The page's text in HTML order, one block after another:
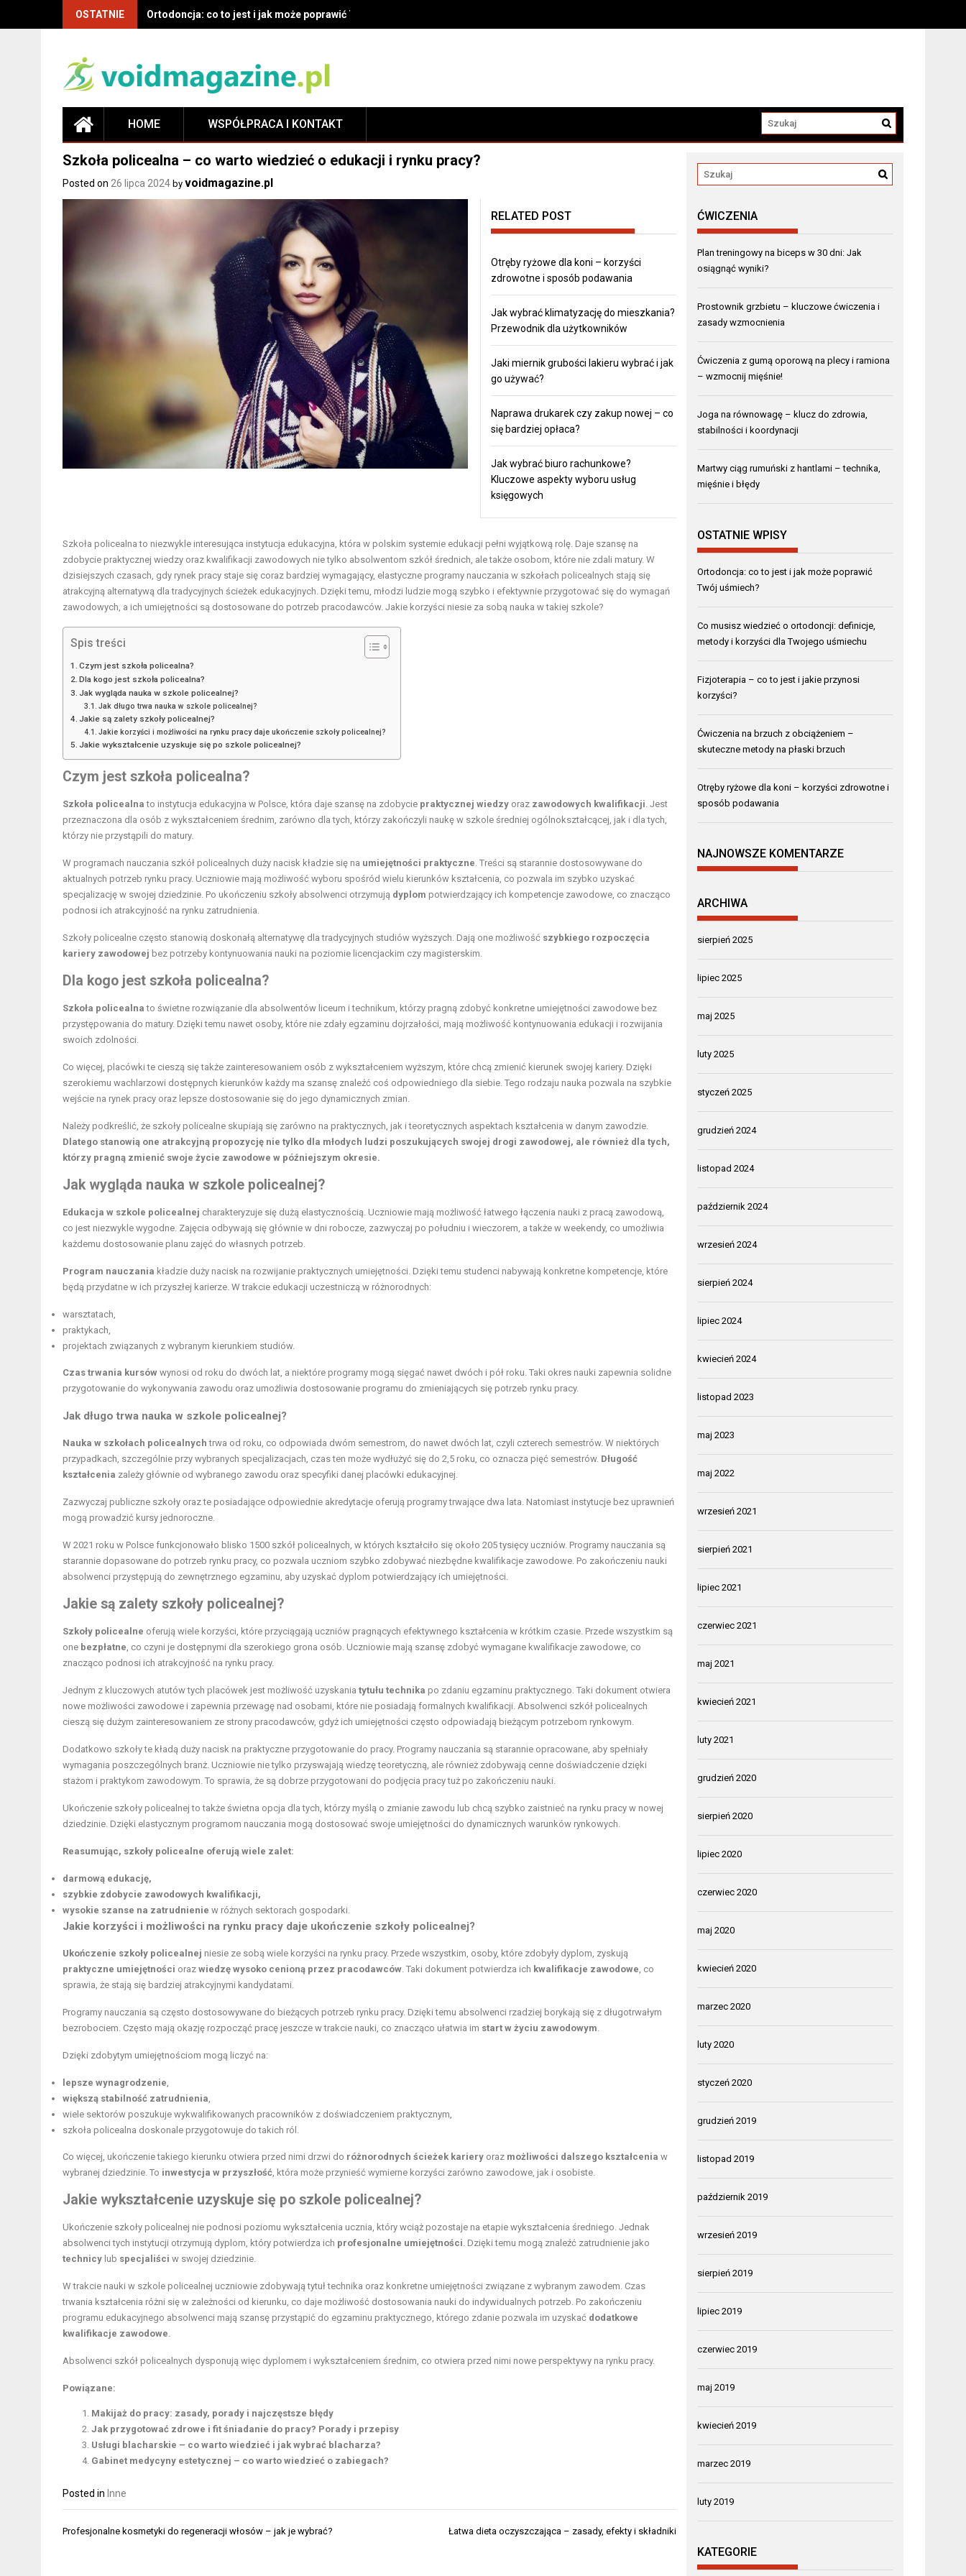
OSTATNIE Ortodoncja: co to jest i jak może poprawić Twój uśmiech?
HOME WSPÓŁPRACA I KONTAKT
Szkoła policealna – co warto wiedzieć o edukacji i rynku pracy?
Posted on 26 lipca 2024 by voidmagazine.pl
RELATED POST
Otręby ryżowe dla koni – korzyści
zdrowotne i sposób podawania
Jak wybrać klimatyzację do mieszkania?
Przewodnik dla użytkowników
Jaki miernik grubości lakieru wybrać i jak
go używać?
Naprawa drukarek czy zakup nowej – co
się bardziej opłaca?
Jak wybrać biuro rachunkowe?
Kluczowe aspekty wyboru usług
księgowych
Szkoła policealna to niezwykle interesująca instytucja edukacyjna, która w polskim systemie edukacji pełni wyjątkową rolę. Daje szansę na
zdobycie praktycznej wiedzy oraz kwalifikacji zawodowych nie tylko absolwentom szkół średnich, ale także osobom, które nie zdali matury. W
dzisiejszych czasach, gdy rynek pracy staje się coraz bardziej wymagający, elastyczne programy nauczania w szkołach policealnych stają się
atrakcyjną alternatywą dla tradycyjnych ścieżek edukacyjnych. Dzięki temu, młodzi ludzie mogą szybko i efektywnie przygotować się do wymagań
zawodowych, a ich umiejętności są dostosowane do potrzeb pracodawców. Jakie korzyści niesie za sobą nauka w takiej szkole?
Spis treści
Czym jest szkoła policealna?
Dla kogo jest szkoła policealna?
Jak wygląda nauka w szkole policealnej?
Jak długo trwa nauka w szkole policealnej?
Jakie są zalety szkoły policealnej?
Jakie korzyści i możliwości na rynku pracy daje ukończenie szkoły policealnej?
Jakie wykształcenie uzyskuje się po szkole policealnej?
Czym jest szkoła policealna?
Szkoła policealna to instytucja edukacyjna w Polsce, która daje szansę na zdobycie praktycznej wiedzy oraz zawodowych kwalifikacji . Jest
przeznaczona dla osób z wykształceniem średnim, zarówno dla tych, którzy zakończyli naukę w szkole średniej ogólnokształcącej, jak i dla tych,
którzy nie przystąpili do matury.
W programach nauczania szkół policealnych duży nacisk kładzie się na umiejętności praktyczne . Treści są starannie dostosowywane do
aktualnych potrzeb rynku pracy. Uczniowie mają możliwość wyboru spośród wielu kierunków kształcenia, co pozwala im szybko uzyskać
specjalizację w swojej dziedzinie. Po ukończeniu szkoły absolwenci otrzymują dyplom potwierdzający ich kompetencje zawodowe, co znacząco
podnosi ich atrakcyjność na rynku zatrudnienia.
Szkoły policealne często stanowią doskonałą alternatywę dla tradycyjnych studiów wyższych. Dają one możliwość szybkiego rozpoczęcia
kariery zawodowej bez potrzeby kontynuowania nauki na poziomie licencjackim czy magisterskim.
Dla kogo jest szkoła policealna?
Szkoła policealna to świetne rozwiązanie dla absolwentów liceum i technikum, którzy pragną zdobyć konkretne umiejętności zawodowe bez
przystępowania do matury. Dzięki temu nawet osoby, które nie zdały egzaminu dojrzałości, mają możliwość kontynuowania edukacji i rozwijania
swoich zdolności.
Co więcej, placówki te cieszą się także zainteresowaniem osób z wykształceniem wyższym, które chcą zmienić kierunek swojej kariery. Dzięki
szerokiemu wachlarzowi dostępnych kierunków każdy ma szansę znaleźć coś odpowiedniego dla siebie. Tego rodzaju nauka pozwala na szybkie
wejście na rynek pracy oraz lepsze dostosowanie się do jego dynamicznych zmian.
Należy podkreślić, że szkoły policealne skupiają się zarówno na praktycznych, jak i teoretycznych aspektach kształcenia w danym zawodzie.
Dlatego stanowią one atrakcyjną propozycję nie tylko dla młodych ludzi poszukujących swojej drogi zawodowej, ale również dla tych,
którzy pragną zmienić swoje życie zawodowe w późniejszym okresie.
Jak wygląda nauka w szkole policealnej?
Edukacja w szkole policealnej charakteryzuje się dużą elastycznością. Uczniowie mają możliwość łatwego łączenia nauki z pracą zawodową,
co jest niezwykle wygodne. Zajęcia odbywają się głównie w dni robocze, zazwyczaj po południu i wieczorem, a także w weekendy, co umożliwia
każdemu dostosowanie planu zajęć do własnych potrzeb.
Program nauczania kładzie duży nacisk na rozwijanie praktycznych umiejętności. Dzięki temu studenci nabywają konkretne kompetencje, które
będą przydatne w ich przyszłej karierze. W trakcie edukacji uczestniczą w różnorodnych:
warsztatach,
praktykach,
projektach związanych z wybranym kierunkiem studiów.
Czas trwania kursów wynosi od roku do dwóch lat, a niektóre programy mogą sięgać nawet dwóch i pół roku. Taki okres nauki zapewnia solidne
przygotowanie do wykonywania zawodu oraz umożliwia dostosowanie programu do zmieniających się potrzeb rynku pracy.
Jak długo trwa nauka w szkole policealnej?
Nauka w szkołach policealnych trwa od roku, co odpowiada dwóm semestrom, do nawet dwóch lat, czyli czterech semestrów. W niektórych
przypadkach, szczególnie przy wybranych specjalizacjach, czas ten może wydłużyć się do 2,5 roku, co oznacza pięć semestrów. Długość
kształcenia zależy głównie od wybranego zawodu oraz specyfiki danej placówki edukacyjnej.
Zazwyczaj publiczne szkoły oraz te posiadające odpowiednie akredytacje oferują programy trwające dwa lata. Natomiast instytucje bez uprawnień
mogą prowadzić kursy jednoroczne.
W 2021 roku w Polsce funkcjonowało blisko 1500 szkół policealnych, w których kształciło się około 205 tysięcy uczniów. Programy nauczania są
starannie dopasowane do potrzeb rynku pracy, co pozwala uczniom szybko zdobywać niezbędne kwalifikacje zawodowe. Po zakończeniu nauki
absolwenci przystępują do zewnętrznego egzaminu, aby uzyskać dyplom potwierdzający ich umiejętności.
Jakie są zalety szkoły policealnej?
Szkoły policealne oferują wiele korzyści, które przyciągają uczniów pragnących efektywnego kształcenia w krótkim czasie. Przede wszystkim są
one bezpłatne , co czyni je dostępnymi dla szerokiego grona osób. Uczniowie mają szansę zdobyć wymagane kwalifikacje zawodowe, co
znacząco podnosi ich atrakcyjność na rynku pracy.
Jednym z kluczowych atutów tych placówek jest możliwość uzyskania tytułu technika po zdaniu egzaminu praktycznego. Taki dokument otwiera
nowe możliwości zawodowe i zapewnia przewagę nad osobami, które nie posiadają formalnych kwalifikacji. Absolwenci szkół policealnych
cieszą się dużym zainteresowaniem ze strony pracodawców, gdyż ich umiejętności często odpowiadają bieżącym potrzebom rynkowym.
Dodatkowo szkoły te kładą duży nacisk na praktyczne przygotowanie do pracy. Programy nauczania są starannie opracowane, aby spełniały
wymagania poszczególnych branż. Uczniowie nie tylko przyswajają wiedzę teoretyczną, ale również zdobywają cenne doświadczenie dzięki
stażom i praktykom zawodowym. To sprawia, że są dobrze przygotowani do podjęcia pracy tuż po zakończeniu nauki.
Ukończenie szkoły policealnej to także świetna opcja dla tych, którzy myślą o zmianie zawodu lub chcą szybko zaistnieć na rynku pracy w nowej
dziedzinie. Dzięki elastycznym programom nauczania mogą dostosować swoje umiejętności do dynamicznych warunków rynkowych.
Reasumując, szkoły policealne oferują wiele zalet:
darmową edukację,
szybkie zdobycie zawodowych kwalifikacji,
wysokie szanse na zatrudnienie w różnych sektorach gospodarki.
Jakie korzyści i możliwości na rynku pracy daje ukończenie szkoły policealnej?
Ukończenie szkoły policealnej niesie ze sobą wiele korzyści na rynku pracy. Przede wszystkim, osoby, które zdobyły dyplom, zyskują
praktyczne umiejętności oraz wiedzę wysoko cenioną przez pracodawców . Taki dokument potwierdza ich kwalifikacje zawodowe , co
sprawia, że stają się bardziej atrakcyjnymi kandydatami.
Programy nauczania są często dostosowywane do bieżących potrzeb rynku pracy. Dzięki temu absolwenci rzadziej borykają się z długotrwałym
bezrobociem. Często mają okazję rozpocząć pracę jeszcze w trakcie nauki, co znacząco ułatwia im start w życiu zawodowym
Dzięki zdobytym umiejętnościom mogą liczyć na:
lepsze wynagrodzenie
większą stabilność zatrudnienia
wiele sektorów poszukuje wykwalifikowanych pracowników z doświadczeniem praktycznym,
szkoła policealna doskonale przygotowuje do takich ról.
Co więcej, ukończenie takiego kierunku otwiera przed nimi drzwi do różnorodnych ścieżek kariery oraz możliwości dalszego kształcenia w
wybranej dziedzinie. To inwestycja w przyszłość , która może przynieść wymierne korzyści zarówno zawodowe, jak i osobiste.
Jakie wykształcenie uzyskuje się po szkole policealnej?
Ukończenie szkoły policealnej nie podnosi poziomu wykształcenia ucznia, który wciąż pozostaje na etapie wykształcenia średniego. Jednak
absolwenci tych instytucji otrzymują dyplom, który potwierdza ich profesjonalne umiejętności . Dzięki temu mogą znaleźć zatrudnienie jako
technicy lub specjaliści w swojej dziedzinie.
W trakcie nauki w szkole policealnej uczniowie zdobywają tytuł technika oraz konkretne umiejętności związane z wybranym zawodem. Czas
trwania kształcenia różni się w zależności od kierunku, co daje możliwość dostosowania nauki do indywidualnych potrzeb. Po zakończeniu
programu edukacyjnego absolwenci mają szansę przystąpić do egzaminu praktycznego, którego zdanie pozwala im uzyskać dodatkowe
kwalifikacje zawodowe
Absolwenci szkół policealnych dysponują więc dyplomem i wykształceniem średnim, co otwiera przed nimi nowe perspektywy na rynku pracy.
Powiązane:
Makijaż do pracy: zasady, porady i najczęstsze błędy
Jak przygotować zdrowe i fit śniadanie do pracy? Porady i przepisy
Usługi blacharskie – co warto wiedzieć i jak wybrać blacharza?
Gabinet medycyny estetycznej – co warto wiedzieć o zabiegach?
Posted in Inne
Nawigacja
Profesjonalne kosmetyki do regeneracji włosów – jak je wybrać? Łatwa dieta oczyszczająca – zasady, efekty i składniki
ĆWICZENIA
Plan treningowy na biceps w 30 dni: Jak
osiągnąć wyniki?
Prostownik grzbietu – kluczowe ćwiczenia i
zasady wzmocnienia
Ćwiczenia z gumą oporową na plecy i ramiona
– wzmocnij mięśnie!
Joga na równowagę – klucz do zdrowia,
stabilności i koordynacji
Martwy ciąg rumuński z hantlami – technika,
mięśnie i błędy
OSTATNIE WPISY
Ortodoncja: co to jest i jak może poprawić
Twój uśmiech?
Co musisz wiedzieć o ortodoncji: definicje,
metody i korzyści dla Twojego uśmiechu
Fizjoterapia – co to jest i jakie przynosi
korzyści?
Ćwiczenia na brzuch z obciążeniem –
skuteczne metody na płaski brzuch
Otręby ryżowe dla koni – korzyści zdrowotne i
sposób podawania
NAJNOWSZE KOMENTARZE
ARCHIWA
sierpień 2025
lipiec 2025
maj 2025
luty 2025
styczeń 2025
grudzień 2024
listopad 2024
październik 2024
wrzesień 2024
sierpień 2024
lipiec 2024
kwiecień 2024
listopad 2023
maj 2023
maj 2022
wrzesień 2021
sierpień 2021
lipiec 2021
czerwiec 2021
maj 2021
kwiecień 2021
luty 2021
grudzień 2020
sierpień 2020
lipiec 2020
czerwiec 2020
maj 2020
kwiecień 2020
marzec 2020
luty 2020
styczeń 2020
grudzień 2019
listopad 2019
październik 2019
wrzesień 2019
sierpień 2019
lipiec 2019
czerwiec 2019
maj 2019
kwiecień 2019
marzec 2019
luty 2019
KATEGORIE